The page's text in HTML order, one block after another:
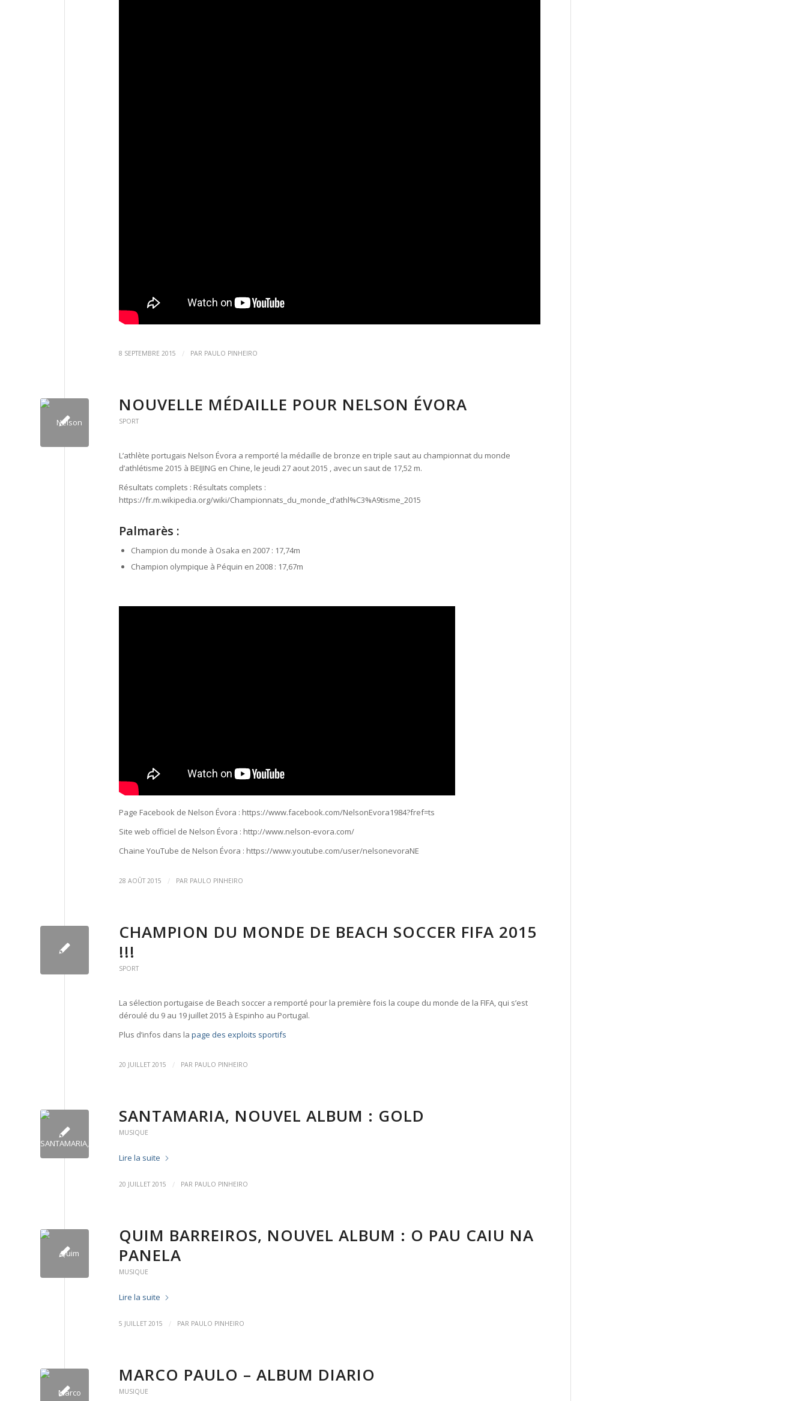
8 SEPTEMBRE 2015 / PAR PAULO PINHEIRO
NOUVELLE MÉDAILLE POUR NELSON ÉVORA
SPORT
L’athlète portugais Nelson Évora a remporté la médaille de bronze en triple saut au championnat du monde
d’athlétisme 2015 à BEIJING en Chine, le jeudi 27 aout 2015 , avec un saut de 17,52 m.
Résultats complets : Résultats complets :
https://fr.m.wikipedia.org/wiki/Championnats_du_monde_d’athl%C3%A9tisme_2015
Palmarès :
Champion du monde à Osaka en 2007 : 17,74m
Champion olympique à Péquin en 2008 : 17,67m
Page Facebook de Nelson Évora : https://www.facebook.com/NelsonEvora1984?fref=ts
Site web officiel de Nelson Évora : http://www.nelson-evora.com/
Chaine YouTube de Nelson Évora : https://www.youtube.com/user/nelsonevoraNE
28 AOÛT 2015 / PAR PAULO PINHEIRO
CHAMPION DU MONDE DE BEACH SOCCER FIFA 2015
!!!
SPORT
La sélection portugaise de Beach soccer a remporté pour la première fois la coupe du monde de la FIFA, qui s’est
déroulé du 9 au 19 juillet 2015 à Espinho au Portugal.
Plus d’infos dans la page des exploits sportifs
20 JUILLET 2015 / PAR PAULO PINHEIRO
SANTAMARIA, NOUVEL ALBUM : GOLD
MUSIQUE
Lire la suite
20 JUILLET 2015 / PAR PAULO PINHEIRO
QUIM BARREIROS, NOUVEL ALBUM : O PAU CAIU NA
PANELA
MUSIQUE
Lire la suite
5 JUILLET 2015 / PAR PAULO PINHEIRO
MARCO PAULO – ALBUM DIARIO
MUSIQUE